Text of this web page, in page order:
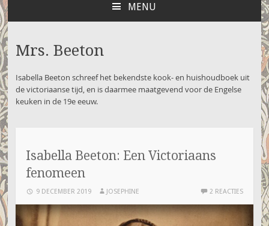
MENU
SPRINGEN
Mrs. Beeton
Isabella Beeton schreef het bekendste kook- en huishoudboek uit
de victoriaanse tijd, en is daarmee maatgevend voor de Engelse
keuken in de 19e eeuw.
Isabella Beeton: Een Victoriaans
fenomeen
9 DECEMBER 2019 JOSEPHINE 2 REACTIES